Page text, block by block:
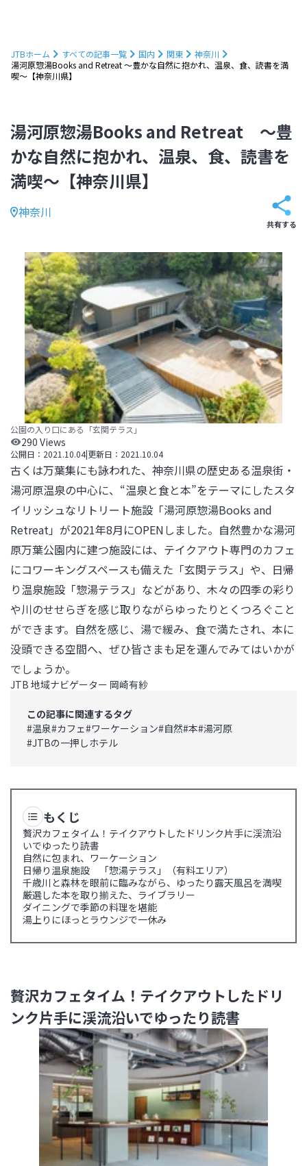
JTBホーム すべての記事一覧 国内 関東
神奈川
湯河原惣湯Books and Retreat ～豊かな自然に抱かれ、温泉、食、読書を満
喫～【神奈川県】
湯河原惣湯Books and Retreat ～豊
かな自然に抱かれ、温泉、食、読書を
満喫～【神奈川県】
神奈川
共有する
公園の入り口にある「玄関テラス」
290 Views
公開日： 2021.10.04|更新日： 2021.10.04
古くは万葉集にも詠われた、神奈川県の歴史ある温泉街・
湯河原温泉の中心に、“温泉と食と本”をテーマにしたスタ
イリッシュなリトリート施設「湯河原惣湯Books and
Retreat」が2021年8月にOPENしました。自然豊かな湯河
原万葉公園内に建つ施設には、テイクアウト専門のカフェ
にコワーキングスペースも備えた「玄関テラス」や、日帰
り温泉施設「惣湯テラス」などがあり、木々の四季の彩り
や川のせせらぎを感じ取りながらゆったりとくつろぐこと
ができます。自然を感じ、湯で緩み、食で満たされ、本に
没頭できる空間へ、ぜひ皆さまも足を運んでみてはいかが
でしょうか。
JTB 地域ナビゲーター 岡崎有紗
この記事に関連するタグ
#温泉#カフェ#ワーケーション#自然#本#湯河原
#JTBの一押しホテル
もくじ
贅沢カフェタイム！テイクアウトしたドリンク片手に渓流沿
いでゆったり読書
自然に包まれ、ワーケーション
日帰り温泉施設 「惣湯テラス」（有料エリア）
千歳川と森林を眼前に臨みながら、ゆったり露天風呂を満喫
厳選した本を取り揃えた、ライブラリー
ダイニングで季節の料理を堪能
湯上りにほっとラウンジで一休み
贅沢カフェタイム！テイクアウトしたドリ
ンク片手に渓流沿いでゆったり読書